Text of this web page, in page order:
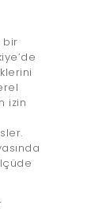
bir
izin